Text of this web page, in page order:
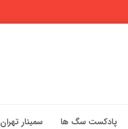
پادکست سگ ها سمینار تهران 96